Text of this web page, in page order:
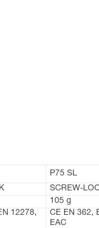
P75 SL
SCREW-
105 g
12278,
CE EN 362,
EAC